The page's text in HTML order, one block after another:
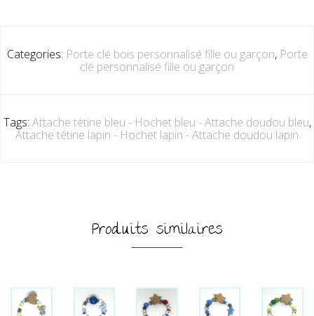
Categories: Porte clé bois personnalisé fille ou garçon, Porte
clé personnalisé fille ou garçon
Tags: Attache tétine bleu - Hochet bleu - Attache doudou bleu,
Attache tétine lapin - Hochet lapin - Attache doudou lapin
Produits similaires